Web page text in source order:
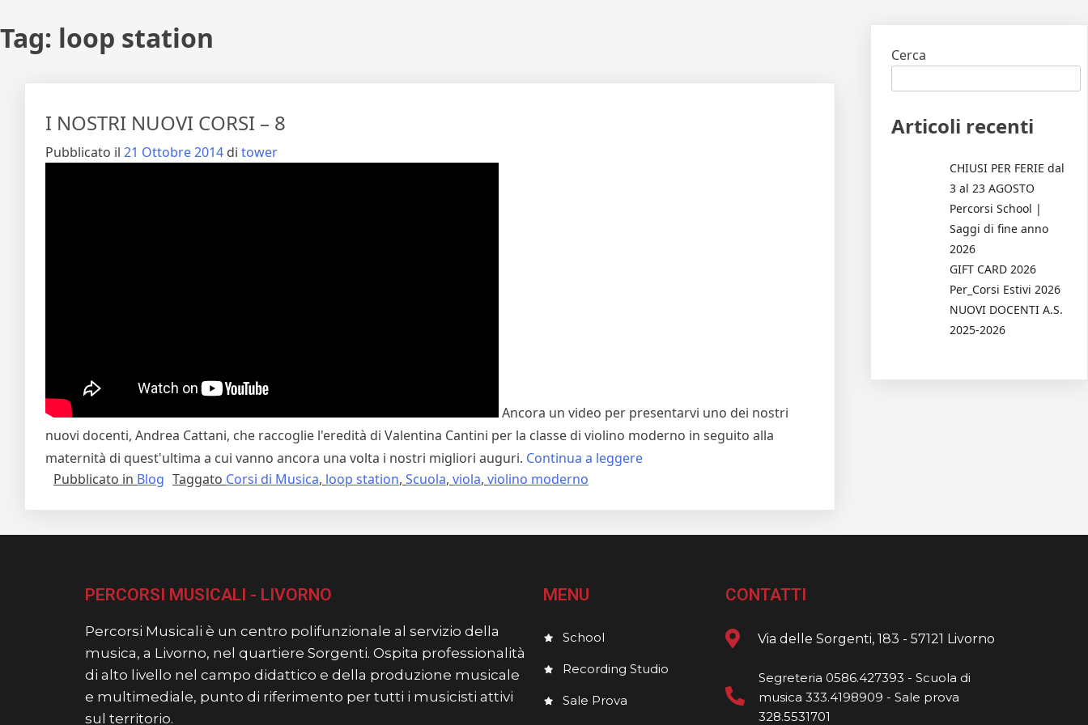
Tag: loop station
I NOSTRI NUOVI CORSI – 8
Pubblicato il 21 Ottobre 2014 di tower
Ancora un video per presentarvi uno dei nostri
nuovi docenti, Andrea Cattani, che raccoglie l'eredità di Valentina Cantini per la classe di violino moderno in seguito alla
maternità di quest'ultima a cui vanno ancora una volta i nostri migliori auguri. Continua a leggere"I
Pubblicato in Blog Taggato Corsi di Musica, loop station, Scuola, viola, violino moderno
Cerca
Articoli recenti
CHIUSI PER FERIE dal
3 al 23 AGOSTO
Percorsi School |
Saggi di fine anno
2026
GIFT CARD 2026
Per_Corsi Estivi 2026
NUOVI DOCENTI A.S.
2025-2026
PERCORSI MUSICALI - LIVORNO
Percorsi Musicali è un centro polifunzionale al servizio della
musica, a Livorno, nel quartiere Sorgenti. Ospita professionalità
di alto livello nel campo didattico e della produzione musicale
e multimediale, punto di riferimento per tutti i musicisti attivi
sul territorio.
MENU
School
Recording Studio
Sale Prova
CONTATTI
Via delle Sorgenti, 183 - 57121 Livorno
Segreteria 0586.427393 - Scuola di
musica 333.4198909 - Sale prova
328.5531701